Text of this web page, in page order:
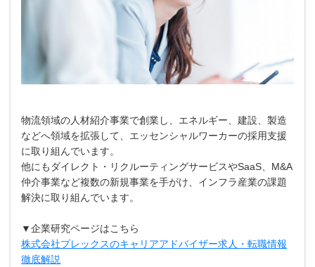
物流領域の人材紹介事業で創業し、エネルギー、建設、製造
などへ領域を拡張して、エッセンシャルワーカーの採用支援
に取り組んでいます。
他にもダイレクト・リクルーティングサービスやSaaS、M&A
仲介事業など複数の新規事業を手がけ、インフラ産業の課題
解決に取り組んでいます。
▼企業研究ページはこちら
株式会社プレックスのキャリアアドバイザー求人・転職情報
徹底解説